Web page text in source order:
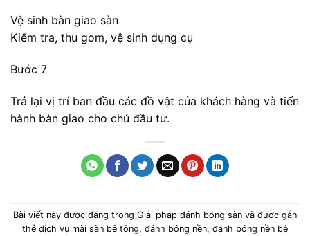
Vệ sinh bàn giao sàn
Kiểm tra, thu gom, vệ sinh dụng cụ
Bước 7
Trả lại vị trí ban đầu các đồ vật của khách hàng và tiến
hành bàn giao cho chủ đầu tư.
Bài viết này được đăng trong Giải pháp đánh bóng sàn và được gắn
thẻ dịch vụ mài sàn bê tông, đánh bóng nền, đánh bóng nền bê